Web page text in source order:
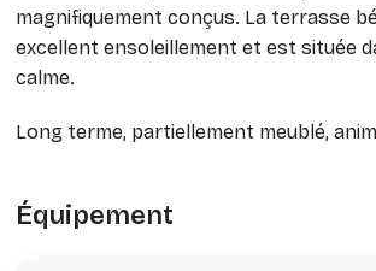
magnifiquement conçus. La terrasse
excellent ensoleillement et est située
calme.
Long terme, partiellement meublé,
Équipement